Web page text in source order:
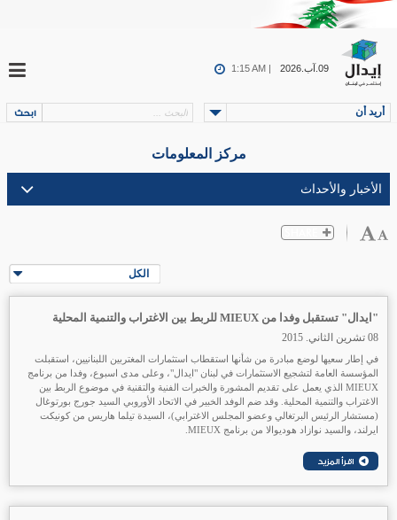
09.آب.2026 1:15 AM |
أريد أن
مركز المعلومات
الكل
"ايدال" تستقبل وفدا من MIEUX للربط بين الاغتراب والتنمية المحلية
08 تشرين الثاني. 2015
في إطار سعيها لوضع مبادرة من شأنها استقطاب استثمارات المغتربين اللبنانيين، استقبلت
المؤسسة العامة لتشجيع الاستثمارات في لبنان "ايدال"، وعلى مدى اسبوع، وفدا من برنامج
MIEUX الذي يعمل على تقديم المشورة والخبرات الفنية والتقنية في موضوع الربط بين
الاغتراب والتنمية المحلية. وقد ضم الوفد الخبير في الاتحاد الأوروبي السيد جورج بورتوغال
(مستشار الرئيس البرتغالي وعضو المجلس الاغترابي)، السيدة تيلما هاريس من كونيكت
ايرلند، والسيد نوازاد هوديوالا من برنامج MIEUX.